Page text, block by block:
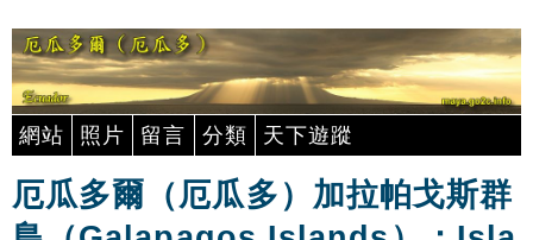
網站 照片 留言 分類 天下遊蹤
厄瓜多爾（厄瓜多）加拉帕戈斯群